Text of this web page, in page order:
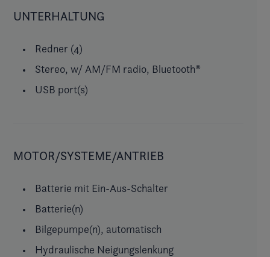
UNTERHALTUNG
Redner (4)
Stereo, w/ AM/FM radio, Bluetooth®
USB port(s)
MOTOR/SYSTEME/ANTRIEB
Batterie mit Ein-Aus-Schalter
Batterie(n)
Bilgepumpe(n), automatisch
Hydraulische Neigungslenkung